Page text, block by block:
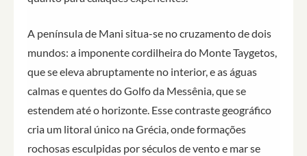
A península de Mani situa-se no cruzamento de dois
mundos: a imponente cordilheira do Monte Taygetos,
que se eleva abruptamente no interior, e as águas
calmas e quentes do Golfo da Messênia, que se
estendem até o horizonte. Esse contraste geográfico
cria um litoral único na Grécia, onde formações
rochosas esculpidas por séculos de vento e mar se